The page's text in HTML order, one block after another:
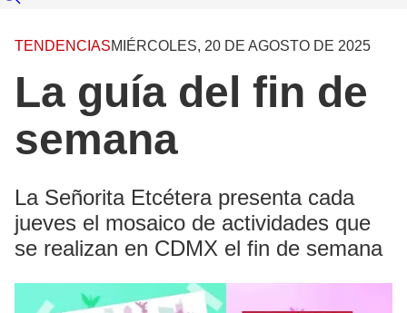
TENDENCIASMIÉRCOLES, 20 DE AGOSTO DE 2025
La guía del fin de
semana
La Señorita Etcétera presenta cada
jueves el mosaico de actividades que
se realizan en CDMX el fin de semana